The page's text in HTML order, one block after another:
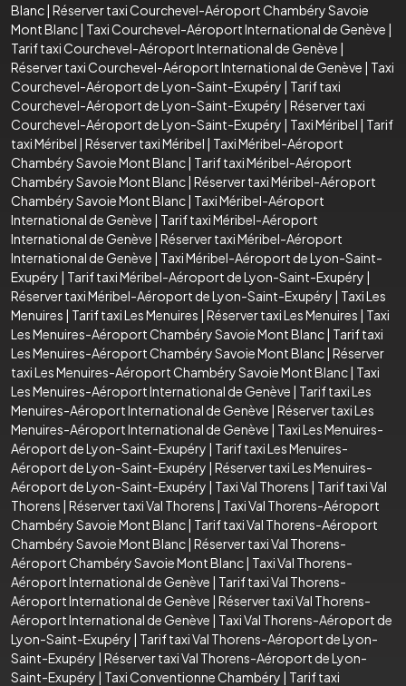
Blanc| Réserver taxi Courchevel-Aéroport Chambéry Savoie
Mont Blanc| Taxi Courchevel-Aéroport International de Genève |
Tarif taxi Courchevel-Aéroport International de Genève |
Réserver taxi Courchevel-Aéroport International de Genève | Taxi
Courchevel-Aéroport de Lyon-Saint-Exupéry | Tarif taxi
Courchevel-Aéroport de Lyon-Saint-Exupéry | Réserver taxi
Courchevel-Aéroport de Lyon-Saint-Exupéry | Taxi Méribel | Tarif
taxi Méribel | Réserver taxi Méribel | Taxi Méribel-Aéroport
Chambéry Savoie Mont Blanc| Tarif taxi Méribel-Aéroport
Chambéry Savoie Mont Blanc| Réserver taxi Méribel-Aéroport
Chambéry Savoie Mont Blanc| Taxi Méribel-Aéroport
International de Genève | Tarif taxi Méribel-Aéroport
International de Genève | Réserver taxi Méribel-Aéroport
International de Genève | Taxi Méribel-Aéroport de Lyon-Saint-
Exupéry | Tarif taxi Méribel-Aéroport de Lyon-Saint-Exupéry |
Réserver taxi Méribel-Aéroport de Lyon-Saint-Exupéry | Taxi Les
Menuires | Tarif taxi Les Menuires | Réserver taxi Les Menuires | Taxi
Les Menuires-Aéroport Chambéry Savoie Mont Blanc| Tarif taxi
Les Menuires-Aéroport Chambéry Savoie Mont Blanc| Réserver
taxi Les Menuires-Aéroport Chambéry Savoie Mont Blanc| Taxi
Les Menuires-Aéroport International de Genève | Tarif taxi Les
Menuires-Aéroport International de Genève | Réserver taxi Les
Menuires-Aéroport International de Genève | Taxi Les Menuires-
Aéroport de Lyon-Saint-Exupéry | Tarif taxi Les Menuires-
Aéroport de Lyon-Saint-Exupéry | Réserver taxi Les Menuires-
Aéroport de Lyon-Saint-Exupéry | Taxi Val Thorens | Tarif taxi Val
Thorens | Réserver taxi Val Thorens | Taxi Val Thorens-Aéroport
Chambéry Savoie Mont Blanc| Tarif taxi Val Thorens-Aéroport
Chambéry Savoie Mont Blanc| Réserver taxi Val Thorens-
Aéroport Chambéry Savoie Mont Blanc| Taxi Val Thorens-
Aéroport International de Genève | Tarif taxi Val Thorens-
Aéroport International de Genève | Réserver taxi Val Thorens-
Aéroport International de Genève | Taxi Val Thorens-Aéroport de
Lyon-Saint-Exupéry | Tarif taxi Val Thorens-Aéroport de Lyon-
Saint-Exupéry | Réserver taxi Val Thorens-Aéroport de Lyon-
Saint-Exupéry | Taxi Conventionne Chambéry | Tarif taxi